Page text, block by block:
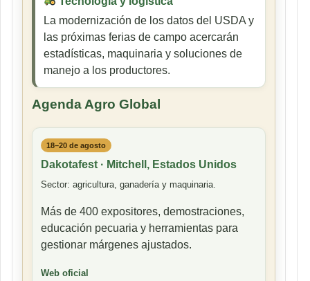
La modernización de los datos del USDA y
las próximas ferias de campo acercarán
estadísticas, maquinaria y soluciones de
manejo a los productores.
Agenda Agro Global
18–20 de agosto
Dakotafest · Mitchell, Estados Unidos
Sector: agricultura, ganadería y maquinaria.
Más de 400 expositores, demostraciones,
educación pecuaria y herramientas para
gestionar márgenes ajustados.
Web oficial